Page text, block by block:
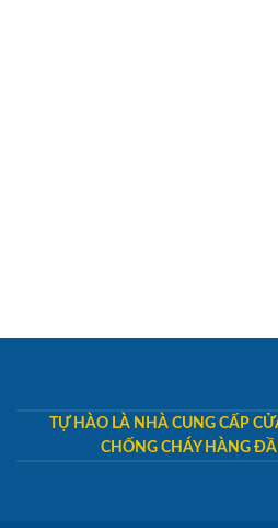
TỰ HÀO LÀ NHÀ CUNG CẤP
CHỐNG CHÁY HÀNG